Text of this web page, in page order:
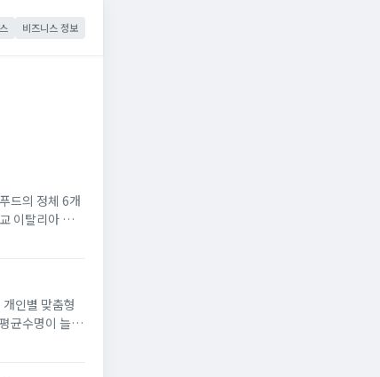
비즈니스 정보
드의 정체 6개
이탈리아 현지
인별 맞춤형
균수명이 늘어